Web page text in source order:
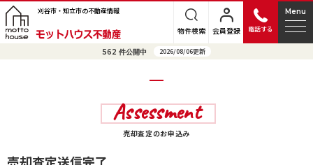
刈谷市・知立市の不動産情報
物件検索 会員登録 電話する
Menu
562 件公開中 2026/08/06更新
Assessment
売却査定のお申込み